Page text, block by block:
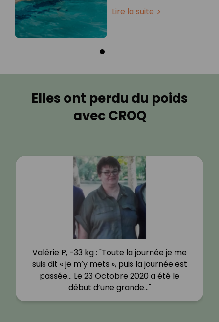
Lire la suite
Elles ont perdu du poids
avec CROQ
Valérie P, -33 kg : "Toute la journée je me
suis dit « je m’y mets », puis la journée est
passée… Le 23 Octobre 2020 a été le
début d’une grande…"